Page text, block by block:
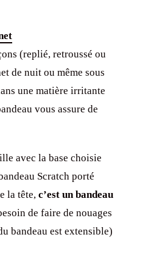
(replié, retroussé ou
de nuit ou même sous
une matière irritante
vous assure de
avec la base choisie
Scratch porté
la tête, c’est un bandeau
de faire de nouages
bandeau est extensible)